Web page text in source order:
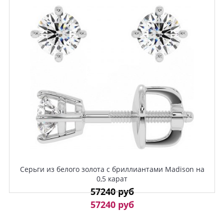
Серьги из белого золота с бриллиантами Madison на
0,5 карат
57240 руб
57240 руб